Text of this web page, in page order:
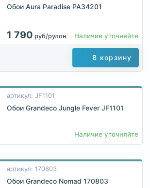
Обои Aura Paradise PA34201
1 790 руб/рулон Наличие уточняйте
В корзину
артикул: JF1101
Обои Grandeco Jungle Fever JF1101
Наличие уточняйте
артикул: 170803
Обои Grandeco Nomad 170803